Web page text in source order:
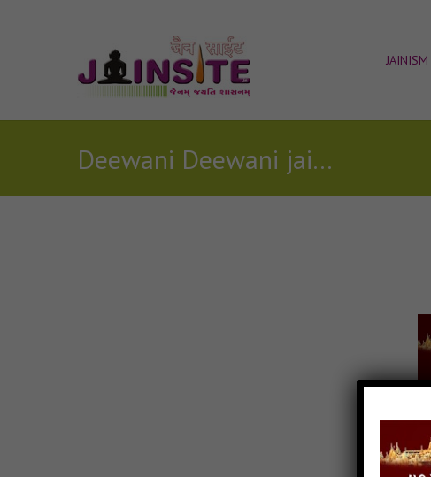
JAINISM
Deewani Deewani jain mp3